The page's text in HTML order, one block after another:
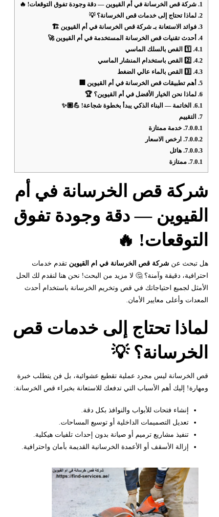
1. شركة قص الخرسانة في أم القيوين — دقة وجودة تفوق التوقعات! 🔥
2. لماذا تحتاج إلى خدمات قص الخرسانة؟ 💡
3. فوائد الاستعانة بـ شركة قص الخرسانة في أم القيوين 🏗️
4. أحدث تقنيات قص الخرسانة المستخدمة في أم القيوين 🚀
4.1.
4.2.
4.3.
5. أهم تطبيقات قص الخرسانة في أم القيوين 🏢
6. لماذا نحن الخيار الأفضل في أم القيوين؟ 🏆
6.1.
الخاتمة — البناء الذكي يبدأ بخطوة شجاعة! 💪🏽✨
7.
التقييم
7.0.0.1. خدمة ممتازة
7.0.0.2.
ارخص الاسعار
7.0.0.3. هائل
7.0.1. ممتازة
شركة قص الخرسانة في أم
القيوين — دقة وجودة تفوق
التوقعات! 🔥
هل تبحث عنشركة قص الخرسانة في ام القيوين تقدم خدمات
احترافية، دقيقة وآمنة؟ 🤔 لا مزيد من البحث! نحن هنا لنقدم لك الحل
الأمثل لجميع احتياجاتك في قص وتخريم الخرسانة باستخدام أحدث
المعدات وأعلى معايير الأمان.
لماذا تحتاج إلى خدمات قص
الخرسانة؟ 💡
قص الخرسانة ليس مجرد عملية تقطيع عشوائية، بل فن يتطلب خبرة
ومهارة! إليك أهم الأسباب التي تدفعك للاستعانة بخبراء قص الخرسانة:
إنشاء فتحات للأبواب والنوافذ بكل دقة.
تعديل التصميمات الداخلية أو توسيع المساحات.
تنفيذ مشاريع ترميم أو صيانة بدون إحداث تلفيات هيكلية.
إزالة الأسقف أو الأعمدة الخرسانية القديمة بأمان واحترافية.